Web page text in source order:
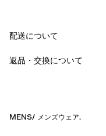
配送について
返品・交換について
MENS/ メンズウェア.